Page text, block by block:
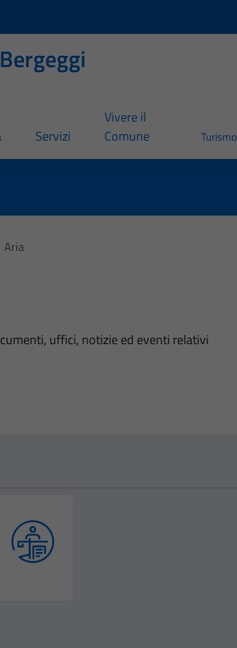
Servizi
Vivere il
Comune
Turismo
Aria
uffici, notizie ed eventi relativi